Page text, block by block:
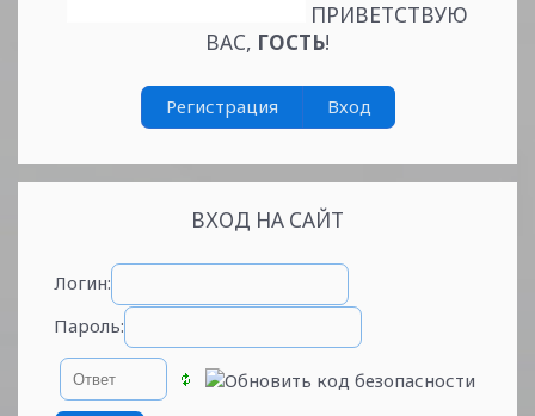
Читать дальше »
ПРИВЕТСТВУЮ
ВАС, ГОСТЬ!
Регистрация Вход
ВХОД НА САЙТ
Логин:
Пароль: